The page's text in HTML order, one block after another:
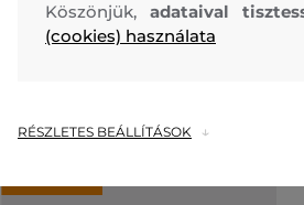
Köszönjük, adataival
(cookies) használata
RÉSZLETES BEÁLLÍTÁSOK